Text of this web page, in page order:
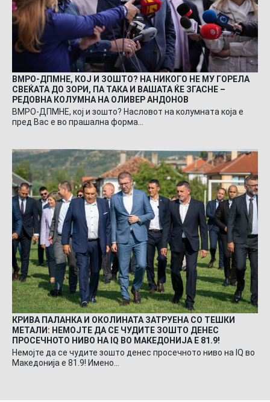
ВМРО-ДПМНЕ, КОЈ И ЗОШТО? НА НИКОГО НЕ МУ ГОРЕЛА
СВЕЌАТА ДО ЗОРИ, ПА ТАКА И ВАШАТА ЌЕ ЗГАСНЕ –
РЕДОВНА КОЛУМНА НА ОЛИВЕР АНДОНОВ
ВМРО-ДПМНЕ, кој и зошто? Насловот на колумната која е
пред Вас е во прашална форма…
КРИВА ПАЛАНКА И ОКОЛИНАТА ЗАТРУЕНА СО ТЕШКИ
МЕТАЛИ: НЕМОЈТЕ ДА СЕ ЧУДИТЕ ЗОШТО ДЕНЕС
ПРОСЕЧНОТО НИВО НА IQ ВО МАКЕДОНИЈА Е 81.9!
Немојте да се чудите зошто денес просечното ниво на IQ во
Македонија е 81.9! Имено…